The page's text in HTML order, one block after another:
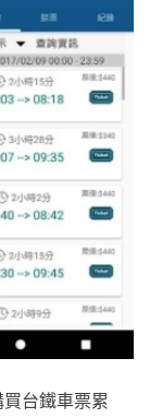
台鐵車票累